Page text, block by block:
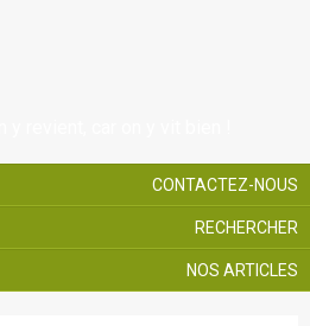
CONTACTEZ-NOUS
RECHERCHER
NOS ARTICLES